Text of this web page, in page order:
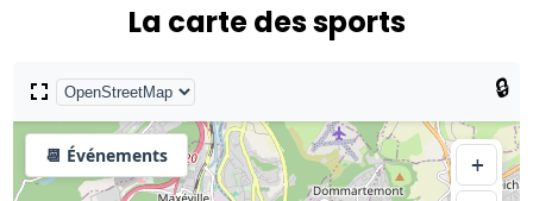
La carte des sports